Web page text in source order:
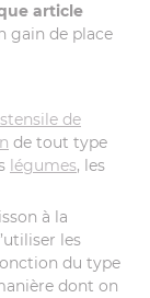
article
gain de place
de
de tout type
légumes, les
à la
les
du type
dont on